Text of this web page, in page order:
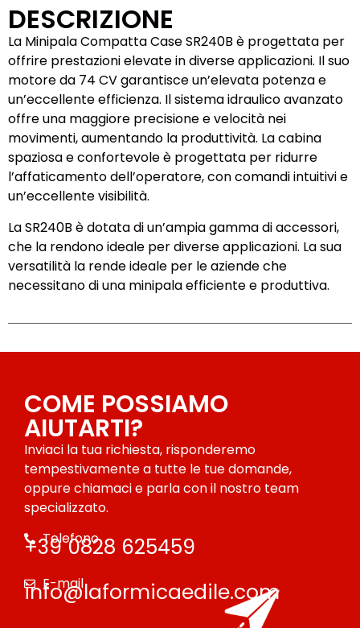
DESCRIZIONE
La Minipala Compatta Case SR240B è progettata per
offrire prestazioni elevate in diverse applicazioni. Il suo
motore da 74 CV garantisce un’elevata potenza e
un’eccellente efficienza. Il sistema idraulico avanzato
offre una maggiore precisione e velocità nei
movimenti, aumentando la produttività. La cabina
spaziosa e confortevole è progettata per ridurre
l’affaticamento dell’operatore, con comandi intuitivi e
un’eccellente visibilità.
La SR240B è dotata di un’ampia gamma di accessori,
che la rendono ideale per diverse applicazioni. La sua
versatilità la rende ideale per le aziende che
necessitano di una minipala efficiente e produttiva.
COME POSSIAMO
AIUTARTI?
Inviaci la tua richiesta, risponderemo
tempestivamente a tutte le tue domande,
oppure chiamaci e parla con il nostro team
specializzato.
Telefono
+39 0828 625459
E-mail
info@laformicaedile.com